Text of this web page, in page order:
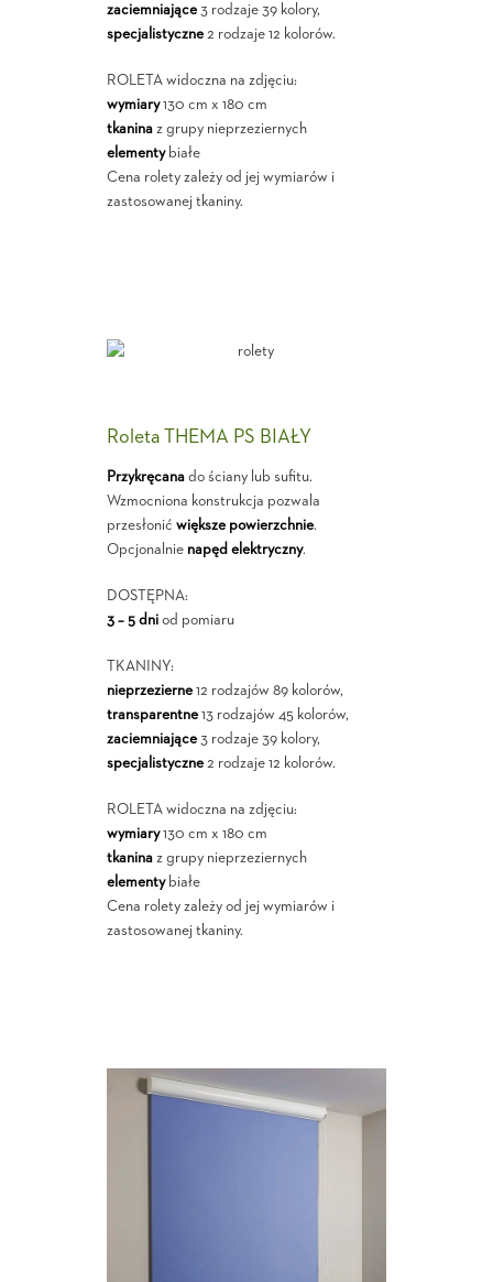
zaciemniające3 rodzaje 39 kolory,
specjalistyczne2 rodzaje 12 kolorów.
ROLETA widoczna na zdjęciu:
wymiary130 cm x 180 cm
tkaninaz grupy nieprzeziernych
elementybiałe
Cena rolety zależy od jej wymiarów i
zastosowanej tkaniny.
Roleta THEMA PS BIAŁY
Przykręcanado ściany lub sufitu.
Wzmocniona konstrukcja pozwala
przesłonić większe powierzchnie.
Opcjonalnie napęd elektryczny.
DOSTĘPNA:
3 – 5 dniod pomiaru
TKANINY:
nieprzezierne12 rodzajów 89 kolorów,
transparentne13 rodzajów 45 kolorów,
zaciemniające3 rodzaje 39 kolory,
specjalistyczne2 rodzaje 12 kolorów.
ROLETA widoczna na zdjęciu:
wymiary130 cm x 180 cm
tkaninaz grupy nieprzeziernych
elementybiałe
Cena rolety zależy od jej wymiarów i
zastosowanej tkaniny.